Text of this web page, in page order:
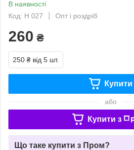
В наявності
Код: Н 027
Опт і роздріб
260 ₴
250 ₴ від 5 шт.
Купити
або
Купити з
Що таке купити з Пром?